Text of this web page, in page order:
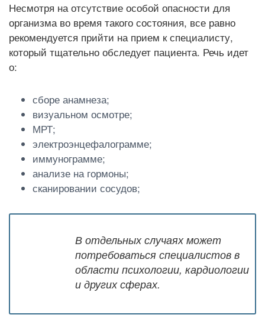
Несмотря на отсутствие особой опасности для
организма во время такого состояния, все равно
рекомендуется прийти на прием к специалисту,
который тщательно обследует пациента. Речь идет
о:
сборе анамнеза;
визуальном осмотре;
МРТ;
электроэнцефалограмме;
иммунограмме;
анализе на гормоны;
сканировании сосудов;
В отдельных случаях может
потребоваться специалистов в
области психологии, кардиологии
и других сферах.